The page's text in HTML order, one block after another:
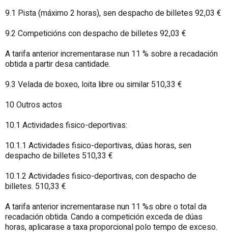
9.1 Pista (máximo 2 horas), sen despacho de billetes 92,03 €
9.2 Competicións con despacho de billetes 92,03 €
A tarifa anterior incrementarase nun 11 % sobre a recadación
obtida a partir desa cantidade.
9.3 Velada de boxeo, loita libre ou similar 510,33 €
10 Outros actos
10.1 Actividades fisico-deportivas:
10.1.1 Actividades fisico-deportivas, dúas horas, sen
despacho de billetes 510,33 €
10.1.2 Actividades fisico-deportivas, con despacho de
billetes. 510,33 €
A tarifa anterior incrementarase nun 11 %s obre o total da
recadación obtida. Cando a competición exceda de dúas
horas, aplicarase a taxa proporcional polo tempo de exceso.